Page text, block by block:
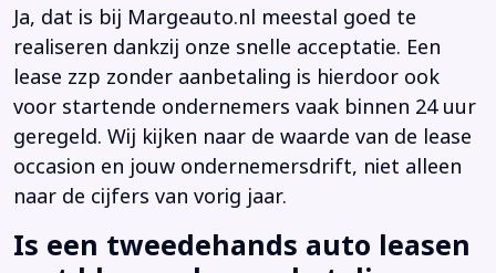
Ja, dat is bij Margeauto.nl meestal goed te
realiseren dankzij onze snelle acceptatie. Een
lease zzp zonder aanbetaling is hierdoor ook
voor startende ondernemers vaak binnen 24 uur
geregeld. Wij kijken naar de waarde van de lease
occasion en jouw ondernemersdrift, niet alleen
naar de cijfers van vorig jaar.
Is een tweedehands auto leasen